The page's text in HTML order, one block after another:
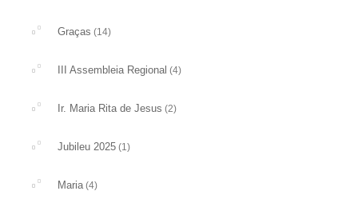
Graças (14)
III Assembleia Regional (4)
Ir. Maria Rita de Jesus (2)
Jubileu 2025 (1)
Maria(4)